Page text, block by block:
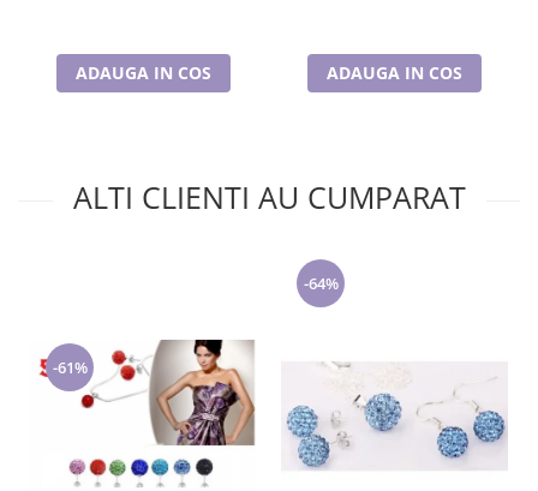
ADAUGA IN COS ADAUGA IN COS
ALTI CLIENTI AU CUMPARAT
-61%
-64%